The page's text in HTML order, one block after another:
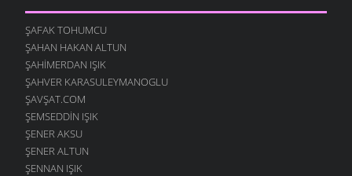
ŞAFAK TOHUMCU
ŞAHAN HAKAN ALTUN
ŞAHIMERDAN IŞIK
ŞAHVER KARASULEYMANOGLU
ŞAVŞAT.COM
ŞEMSEDDIN IŞIK
ŞENER AKSU
ŞENER ALTUN
ŞENNAN IŞIK